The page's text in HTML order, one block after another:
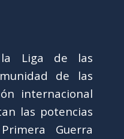
la Liga de las
de las
internacional
las potencias
Guerra